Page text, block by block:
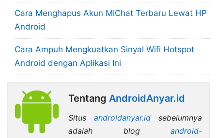
Cara Menghapus Akun MiChat Terbaru Lewat HP
Android
Cara Ampuh Mengkuatkan Sinyal Wifi Hotspot
Android dengan Aplikasi Ini
Tentang AndroidAnyar.id
Situs androidanyar.id sebelumnya
adalah blog android-